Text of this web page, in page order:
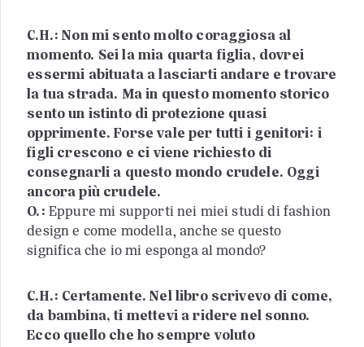
C.H.: Non mi sento molto coraggiosa al
momento. Sei la mia quarta figlia, dovrei
essermi abituata a lasciarti andare e trovare
la tua strada. Ma in questo momento storico
sento un istinto di protezione quasi
opprimente. Forse vale per tutti i genitori: i
figli crescono e ci viene richiesto di
consegnarli a questo mondo crudele. Oggi
ancora più crudele.
O.: Eppure mi supporti nei miei studi di fashion
design e come modella, anche se questo
significa che io mi esponga al mondo?
C.H.: Certamente. Nel libro scrivevo di come,
da bambina, ti mettevi a ridere nel sonno.
Ecco quello che ho sempre voluto